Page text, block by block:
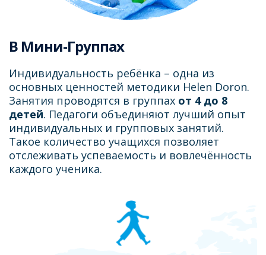
В Мини-Группах
Индивидуальность ребёнка – одна из
основных ценностей методики Helen Doron.
Занятия проводятся в группах от 4 до 8
детей. Педагоги объединяют лучший опыт
индивидуальных и групповых занятий.
Такое количество учащихся позволяет
отслеживать успеваемость и вовлечённость
каждого ученика.